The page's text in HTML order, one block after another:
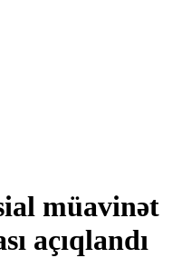
müavinət
açıqlandı